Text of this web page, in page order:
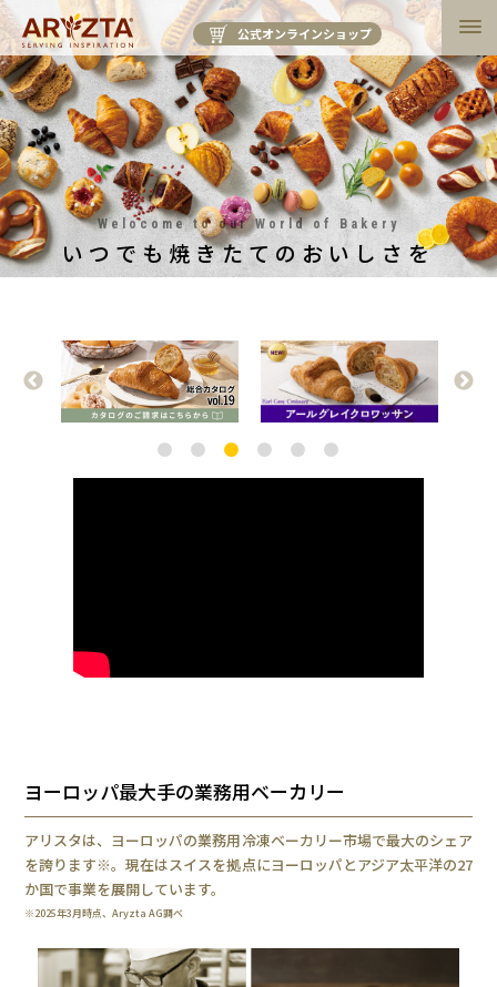
公式オンラインショップ
Welocome to our World of Bakery
いつでも焼きたてのおいしさを
ヨーロッパ最大手の業務用ベーカリー
アリスタは、ヨーロッパの業務用冷凍ベーカリー市場で最大のシェア
を誇ります※。現在はスイスを拠点にヨーロッパとアジア太平洋の27
か国で事業を展開しています。
※2025年3月時点、Aryzta AG調べ